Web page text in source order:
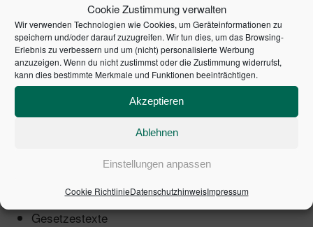
Cookie Zustimmung verwalten
Wir verwenden Technologien wie Cookies, um Geräteinformationen zu
speichern und/oder darauf zuzugreifen. Wir tun dies, um das Browsing-
Erlebnis zu verbessern und um (nicht) personalisierte Werbung
anzuzeigen. Wenn du nicht zustimmst oder die Zustimmung widerrufst,
kann dies bestimmte Merkmale und Funktionen beeinträchtigen.
Akzeptieren
Ablehnen
Einstellungen anpassen
Cookie RichtlinieDatenschutzhinweisImpressum
Die neuen Schwellenwerte der Größenklassen und
die Neudefinition der Umsatzerlöse
Die Konkretisierung und Erweiterung der Ausweis-
und Angabepflichten
Die Auswirkungen auf die latenten Steuern
Anschauliche Gegenüberstellung der alten und
Arbeitshilfen online:
Übersichten für die Bilanzierungspraxis
Gesetzestexte